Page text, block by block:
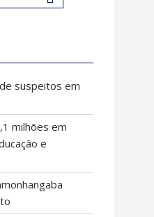
suspeitos em
milhões em
e